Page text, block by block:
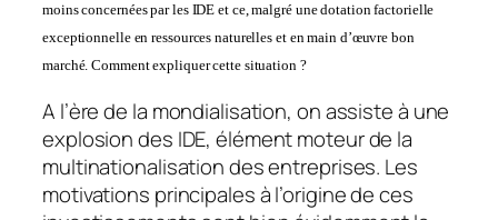
moins concernées par les IDE et ce,malgré une dotation factorielle
exceptionnelle en ressources naturelles et en main d’œuvre bon
marché. Comment expliquer cette situation ?
A l’ère de la mondialisation, on assiste à une
explosion des IDE, élément moteur de la
multinationalisation des entreprises. Les
motivations principales à l’origine de ces